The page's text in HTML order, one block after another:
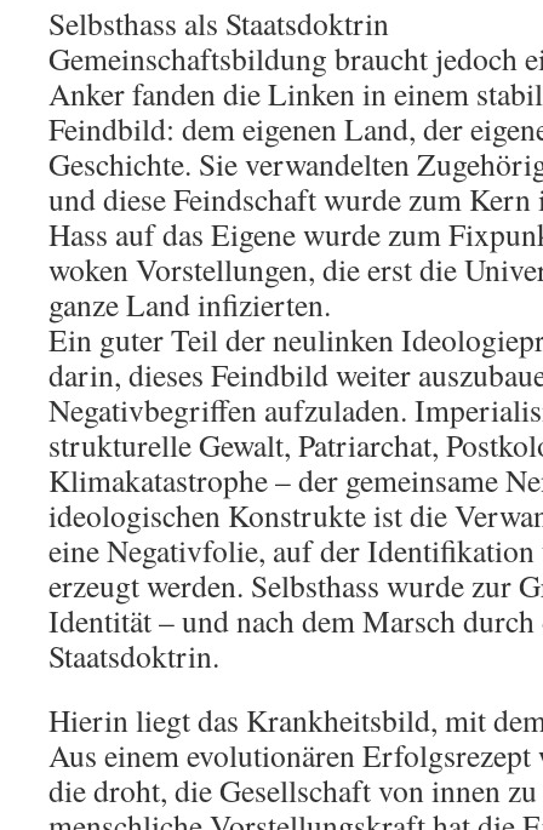
Selbsthass als Staatsdoktrin
Gemeinschaftsbildung braucht jedoch
Anker fanden die Linken in einem
Feindbild: dem eigenen Land, der
Geschichte. Sie verwandelten
und diese Feindschaft wurde zum
Hass auf das Eigene wurde zum
woken Vorstellungen, die erst die
ganze Land infizierten.
Ein guter Teil der neulinken
darin, dieses Feindbild weiter
Negativbegriffen aufzuladen.
strukturelle Gewalt, Patriarchat,
Klimakatastrophe – der gemeinsame
ideologischen Konstrukte ist die
eine Negativfolie, auf der
erzeugt werden. Selbsthass wurde zur
Identität – und nach dem Marsch
Staatsdoktrin.
Hierin liegt das Krankheitsbild, mit
Aus einem evolutionären
die droht, die Gesellschaft von innen